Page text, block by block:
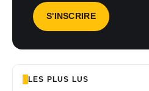
LES PLUS LUS